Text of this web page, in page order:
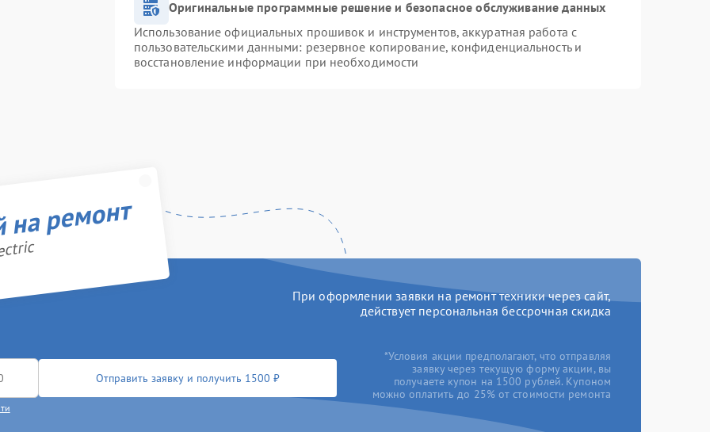
Оригинальные программные решение и безопасное обслуживание данных
Использование официальных прошивок и инструментов, аккуратная работа с
пользовательскими данными: резервное копирование, конфиденциальность и
восстановление информации при необходимости
ремонт
При оформлении заявки на ремонт техники через сайт,
действует персональная бессрочная скидка
Отправить заявку и получить 1500 ₽
*Условия акции предполагают, что отправляя
заявку через текущую форму акции, вы
получаете купон на 1500 рублей. Купоном
можно оплатить до 25% от стоимости ремонта